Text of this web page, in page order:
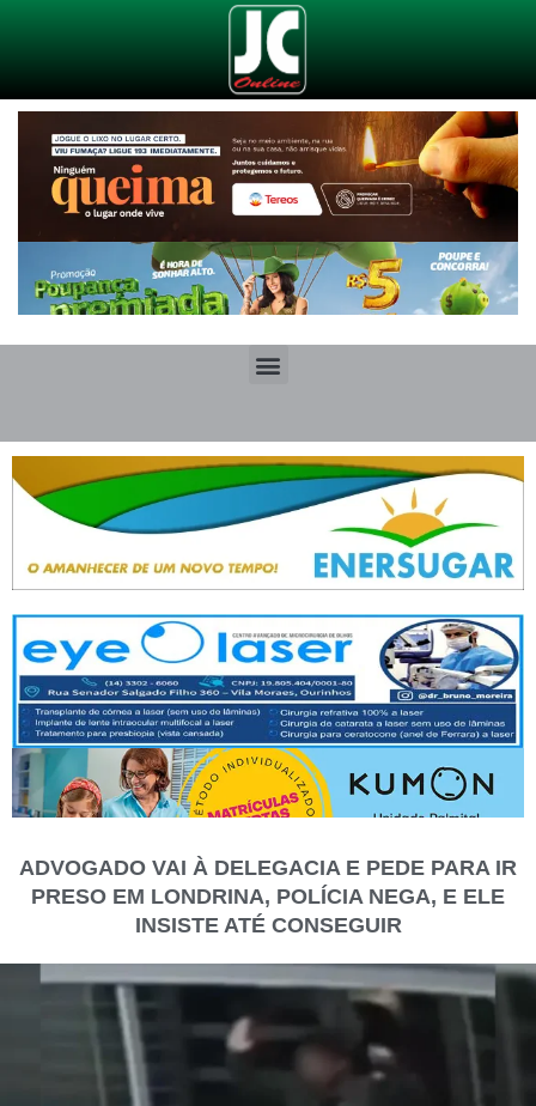
ADVOGADO VAI À DELEGACIA E PEDE PARA IR
PRESO EM LONDRINA, POLÍCIA NEGA, E ELE
INSISTE ATÉ CONSEGUIR